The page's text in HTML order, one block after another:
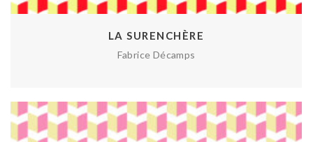
LA SURENCHÈRE
Fabrice Décamps